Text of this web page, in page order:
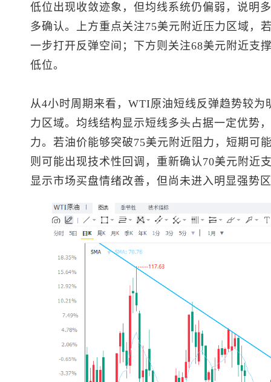
低位出现收敛迹象，但均线系统仍偏弱，说明
多确认。上方重点关注75美元附近压力区域，
一步打开反弹空间；下方则关注68美元附近支
低位。
从4小时周期来看，WTI原油短线反弹趋势较
力区域。均线结构显示短线多头占据一定优势
力。若油价能够突破75美元附近阻力，短期可
则可能出现技术性回调，重新确认70美元附近
显示市场买盘情绪改善，但尚未进入明显强势